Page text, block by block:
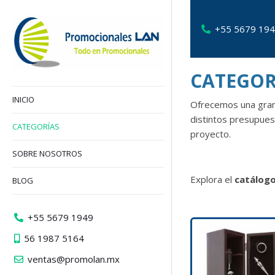
+55 5679
Ofrecemos una
distintos
proyecto.
Explora el
INICIO
CATEGORÍAS
SOBRE NOSOTROS
BLOG
+55 5679 1949
56 1987 5164
ventas@promolan.mx